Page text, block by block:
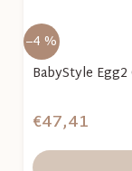
–4 %
BabyStyle
€47,41